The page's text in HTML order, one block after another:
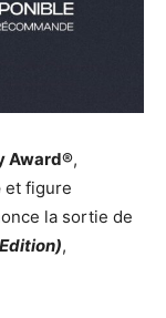
Award®,
et figure
la sortie de
,